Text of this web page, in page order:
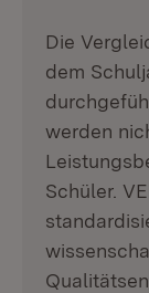
Die
dem
werden
Schüler.